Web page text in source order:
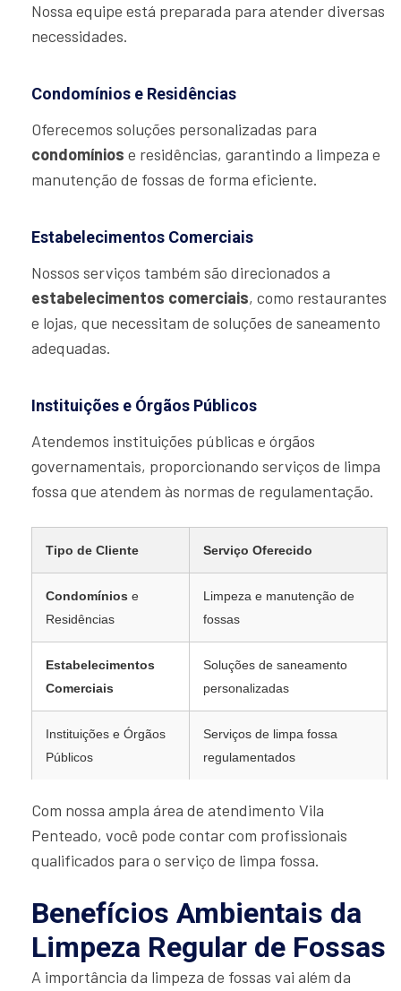
Nossa equipe está preparada para atender diversas
necessidades.
Condomínios e Residências
Oferecemos soluções personalizadas para
condomínios e residências, garantindo a limpeza e
manutenção de fossas de forma eficiente.
Estabelecimentos Comerciais
Nossos serviços também são direcionados a
estabelecimentos comerciais, como restaurantes
e lojas, que necessitam de soluções de saneamento
adequadas.
Instituições e Órgãos Públicos
Atendemos instituições públicas e órgãos
governamentais, proporcionando serviços de limpa
fossa que atendem às normas de regulamentação.
Tipo de Cliente Serviço Oferecido
Condomínios e
Residências
Limpeza e manutenção de
fossas
Estabelecimentos
Comerciais
Soluções de saneamento
personalizadas
Instituições e Órgãos
Públicos
Serviços de limpa fossa
regulamentados
Com nossa ampla área de atendimento Vila
Penteado, você pode contar com profissionais
qualificados para o serviço de limpa fossa.
Benefícios Ambientais da
Limpeza Regular de Fossas
A importância da limpeza de fossas vai além da